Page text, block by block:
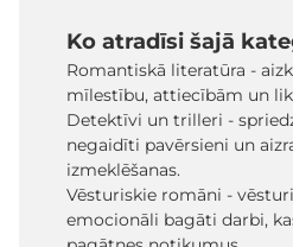
Ko atradīsi šajā
Romantiskā literatūra -
mīlestību, attiecībām un
Detektīvi un trilleri -
negaidīti pavērsieni un
izmeklēšanas.
Vēsturiskie romāni -
emocionāli bagāti darbi,